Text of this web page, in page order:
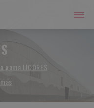
gama LICORES